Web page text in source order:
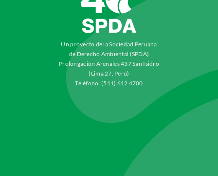
Un proyecto de la Sociedad Peruana
de Derecho Ambiental (SPDA)
Prolongación Arenales 437 San Isidro
(Lima 27, Perú)
Teléfono: (511) 612 4700